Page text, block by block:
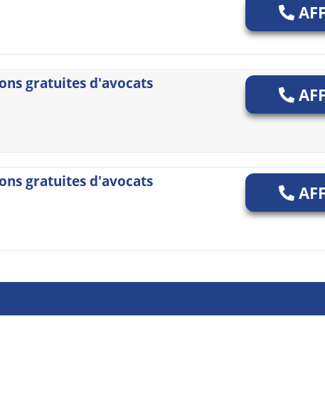
gratuites d'avocats
gratuites d'avocats